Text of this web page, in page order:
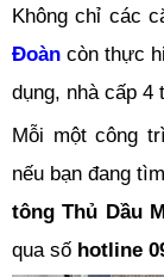
Không chỉ các
Đoàn còn thực
dụng, nhà cấp 4
Mỗi một công
nếu bạn đang
tông Thủ Dầu
qua số hotline